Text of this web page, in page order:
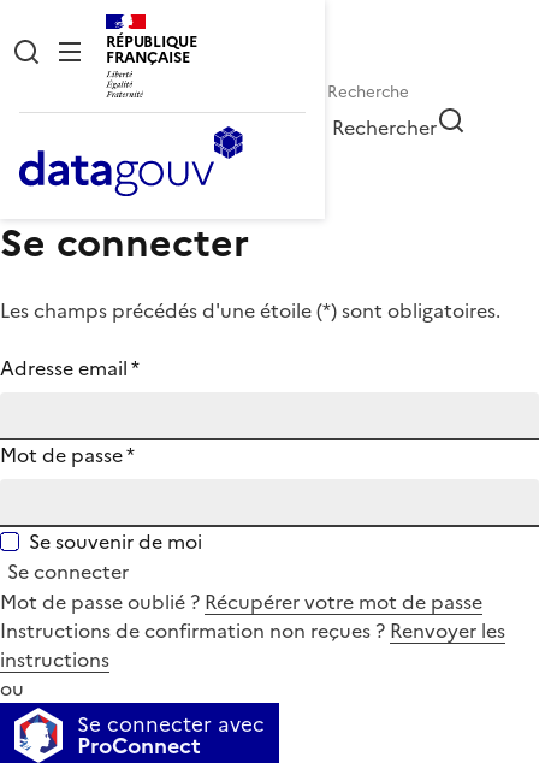
RÉPUBLIQUE
FRANÇAISE
Rechercher
Se connecter
Les champs précédés d'une étoile (*) sont obligatoires.
Adresse email*
Mot de passe*
Se souvenir de moi
Se connecter
Mot de passe oublié ? Récupérer votre mot de passe
Instructions de confirmation non reçues ? Renvoyer les
instructions
ou
Se connecter avec
ProConnect